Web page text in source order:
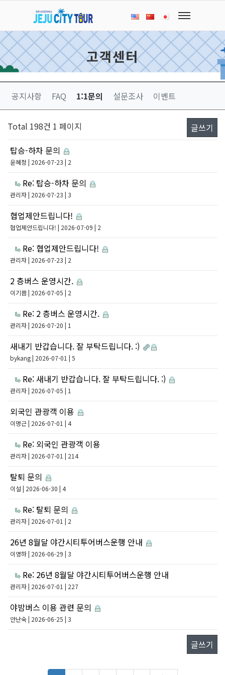
고객센터
공지사항 FAQ 1:1문의 설문조사 이벤트
Total 198건 1 페이지
글쓰기
탑승-하차 문의
윤혜정 | 2026-07-23 | 2
Re: 탑승-하차 문의
관리자| 2026-07-23 | 3
협업제안드립니다!
협업제안드립니다! | 2026-07-09 | 2
Re: 협업제안드립니다!
관리자| 2026-07-23 | 2
2 층버스 운영시간.
이기쁨| 2026-07-05 | 2
Re: 2 층버스 운영시간.
관리자| 2026-07-20 | 1
새내기 반갑습니다. 잘 부탁드립니다. :)
bykang| 2026-07-01 | 5
Re: 새내기 반갑습니다. 잘 부탁드립니다. :)
관리자| 2026-07-05 | 1
외국인 관광객 이용
이명근| 2026-07-01 | 4
Re: 외국인 관광객 이용
관리자| 2026-07-01 | 214
탈퇴 문의
이설 | 2026-06-30 | 4
Re: 탈퇴 문의
관리자| 2026-07-01 | 2
26년 8월달 야간시티투어버스운행 안내
이영하| 2026-06-29 | 3
Re: 26년 8월달 야간시티투어버스운행 안내
관리자| 2026-07-01 | 227
야밤버스 이용 관련 문의
안난숙| 2026-06-25 | 3
글쓰기